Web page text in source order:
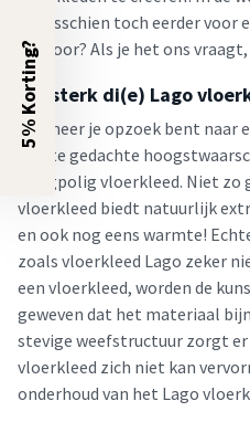
je misschien toch eerder voor
kantoor? Als je het ons
Oersterk di(e) Lago
Wanneer je opzoek bent naar
eerste gedachte
hoogpolig vloerkleed. Niet zo
vloerkleed biedt natuurlijk
en ook nog eens warmte!
zoals vloerkleed Lago zeker
een vloerkleed, worden de
geweven dat het materiaal
stevige weefstructuur zorgt
vloerkleed zich niet kan
onderhoud van het Lago
5% Korting?